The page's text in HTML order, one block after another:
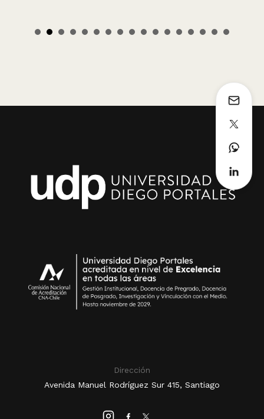
Dirección
Avenida Manuel Rodríguez Sur 415, Santiago